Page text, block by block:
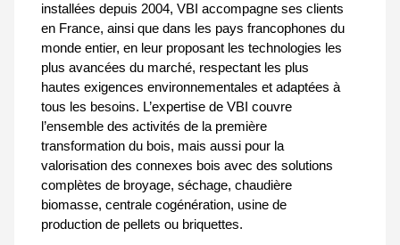
installées depuis 2004, VBI accompagne ses clients
en France, ainsi que dans les pays francophones du
monde entier, en leur proposant les technologies les
plus avancées du marché, respectant les plus
hautes exigences environnementales et adaptées à
tous les besoins. L’expertise de VBI couvre
l’ensemble des activités de la première
transformation du bois, mais aussi pour la
valorisation des connexes bois avec des solutions
complètes de broyage, séchage, chaudière
biomasse, centrale cogénération, usine de
production de pellets ou briquettes.